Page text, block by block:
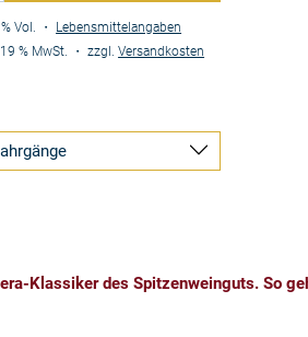
Vol. ・ Lebensmittelangaben
% MwSt. ・zzgl.Versandkosten
Klassiker des Spitzenweinguts. So